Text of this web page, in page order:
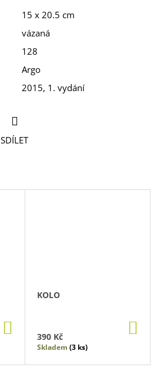
15 x 20.5 cm
vázaná
128
Argo
2015, 1. vydání
SDÍLET
KOŠÍKU
KOLO
390 Kč
Skladem (3 ks)